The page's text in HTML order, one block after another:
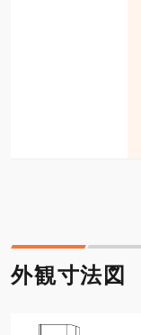
外観寸法図